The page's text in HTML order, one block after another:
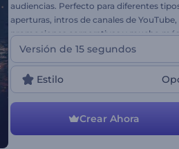
audiencias. Perfecto para diferentes
aperturas, intros de canales de YouTube,
promociones corporativas y mucho
logo y compruébelo usted mismo!
Versión de 15 segundos
Estilo
Crear Ahora